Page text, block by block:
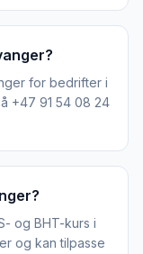
for bedrifter i
+47 91 54 08 24
og BHT-kurs i
og kan tilpasse